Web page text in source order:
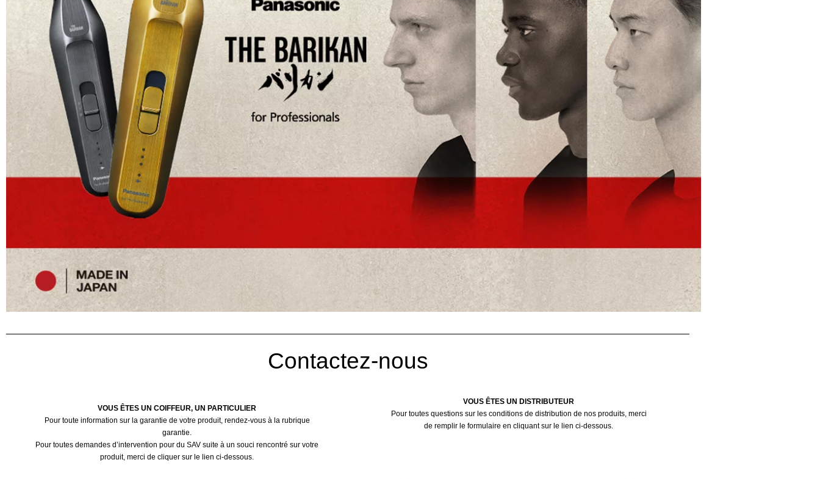
Contactez-nous
VOUS ÊTES UN COIFFEUR, UN PARTICULIER
Pour toute information sur la garantie de votre produit, rendez-vous à la rubrique
garantie.
Pour toutes demandes d’intervention pour du SAV suite à un souci rencontré sur votre
produit, merci de cliquer sur le lien ci-dessous.
VOUS ÊTES UN DISTRIBUTEUR
Pour toutes questions sur les conditions de distribution de nos produits, merci
de remplir le formulaire en cliquant sur le lien ci-dessous.